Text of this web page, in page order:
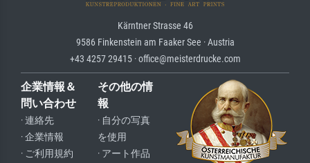
Kärntner Strasse 46
9586 Finkenstein am Faaker See · Austria
+43 4257 29415 · office@meisterdrucke.com
企業情報＆
問い合わせ
· 連絡先
· 企業情報
· ご利用規約
その他の情
報
· 自分の写真
を使用
· アート作品